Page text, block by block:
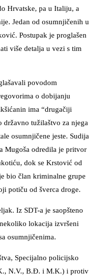
Hrvatske, pa u Italiju, a
Jedan od osumnjičenih u
Postupak je proglašen
više detalja u vezi s tim
povodom
o dobijanju
ima “drugačiji
državno tužilaštvo za njega
osumnjičene jeste. Sudija
Mugoša odredila je pritvor
dok se Krstović od
bio član kriminalne grupe
potiču od šverca droge.
Iz SDT-a je saopšteno
lokacija izvršeni
osumnjičenima.
Specijalno policijsko
N.V., B.Đ. i M.K.) i protiv